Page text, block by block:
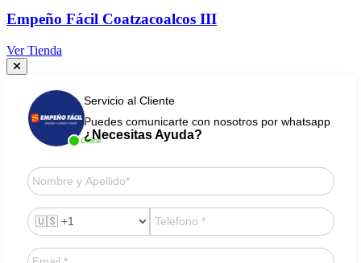
Empeño Fácil Coatzacoalcos III
Ver Tienda
Online
Servicio al Cliente
Puedes comunicarte con nosotros por whatsapp
¿Necesitas Ayuda?